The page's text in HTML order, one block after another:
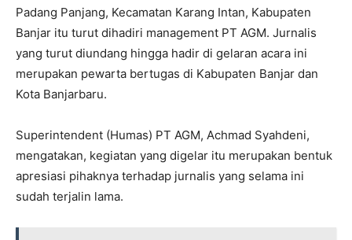
Padang Panjang, Kecamatan Karang Intan, Kabupaten
Banjar itu turut dihadiri management PT AGM. Jurnalis
yang turut diundang hingga hadir di gelaran acara ini
merupakan pewarta bertugas di Kabupaten Banjar dan
Kota Banjarbaru.
Superintendent (Humas) PT AGM, Achmad Syahdeni,
mengatakan, kegiatan yang digelar itu merupakan bentuk
apresiasi pihaknya terhadap jurnalis yang selama ini
sudah terjalin lama.